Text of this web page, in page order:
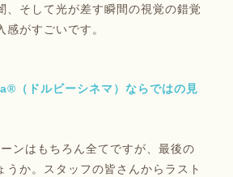
、そして光が差す瞬間の視覚の錯覚
がすごいです。
（ドルビーシネマ）ならではの見
ンはもちろん全てですが、最後の
うか。スタッフの皆さんからラスト